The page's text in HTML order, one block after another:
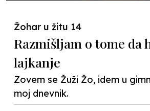
Žohar u žitu 14
Razmišljam o tome da
lajkanje
Zovem se Žuži Žo, idem u
moj dnevnik.